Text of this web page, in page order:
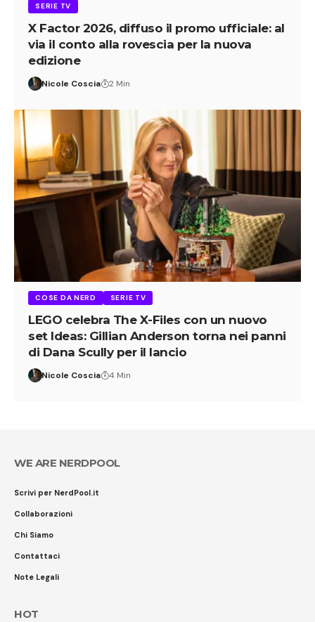
SERIE TV
X Factor 2026, diffuso il promo ufficiale: al
via il conto alla rovescia per la nuova
edizione
Nicole Coscia 2 Min
COSE DA NERD SERIE TV
LEGO celebra The X-Files con un nuovo
set Ideas: Gillian Anderson torna nei panni
di Dana Scully per il lancio
Nicole Coscia 4 Min
WE ARE NERDPOOL
Scrivi per NerdPool.it
Collaborazioni
Chi Siamo
Contattaci
Note Legali
HOT